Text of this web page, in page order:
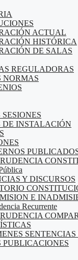
ACTUAL
HISTÓRICA
DE SALAS
REGULADORAS
NORMAS
DE INSTALACIÓN
Y DISCURSOS
E
Recurrente
PUBLICACIONES